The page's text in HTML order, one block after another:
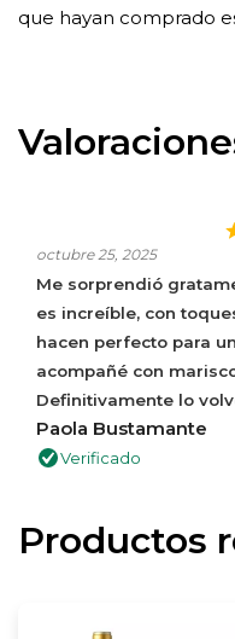
que hayan comprado
¡FRESCO,
ACOMPAÑAR
octubre 25, 2025
Me sorprendió
es increíble, con
hacen perfecto para
acompañé con
Definitivamente lo
Paola Bustamante
Verificado
Productos